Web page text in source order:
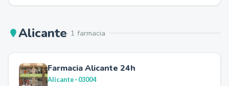
Alicante· 1 farmacia
Farmacia Alicante 24h
Alicante· 03004